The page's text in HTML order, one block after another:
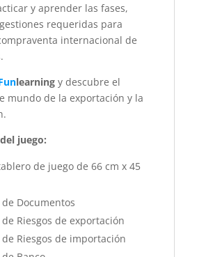
y aprender las fases,
requeridas para
internacional de
learningy descubre el
mundo de la exportación y la
juego:
de juego de 66 cm x 45
Documentos
Riesgos de exportación
Riesgos de importación